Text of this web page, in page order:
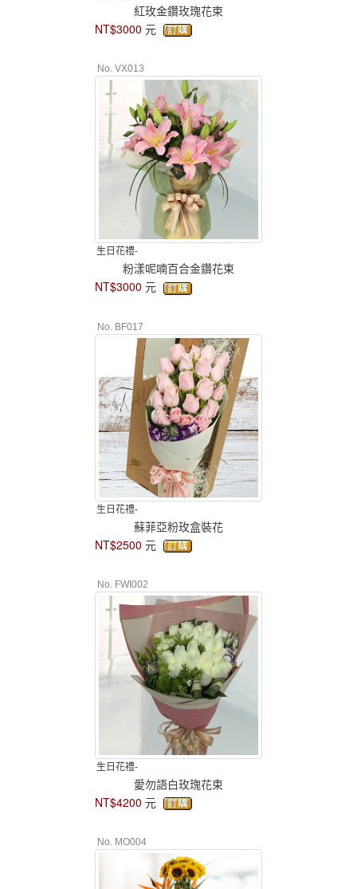
紅玫金鑽玫瑰花束
NT$3000 元
No. VX013
生日花禮-
粉漾呢喃百合金鑽花束
NT$3000 元
No. BF017
生日花禮-
蘇菲亞粉玫盒裝花
NT$2500 元
No. FWI002
生日花禮-
愛勿語白玫瑰花束
NT$4200 元
No. MO004